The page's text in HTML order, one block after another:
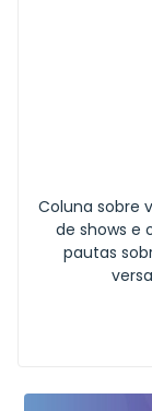
Coluna sobre
de shows e
pautas